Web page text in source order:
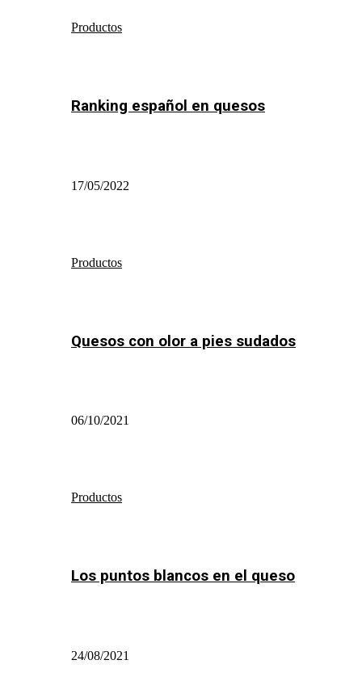
Productos
Ranking español en quesos
17/05/2022
Productos
Quesos con olor a pies sudados
06/10/2021
Productos
Los puntos blancos en el queso
24/08/2021